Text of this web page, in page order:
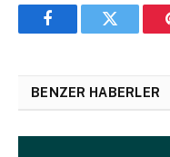
FacebookTwitter
BENZER HABERLER